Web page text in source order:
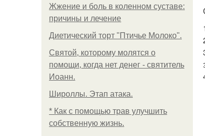
Жжение и боль в коленном суставе:
причины и лечение
Диетический торт "Птичье Молоко".
Святой, которому молятся о
помощи, когда нет денег - святитель
Иоанн.
Широллы. Этап атака.
* Как с помощью трав улучшить
собственную жизнь.